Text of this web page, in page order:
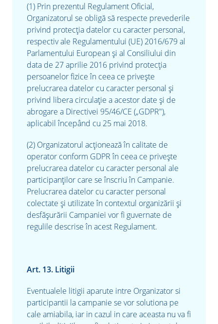
(1) Prin prezentul Regulament Oficial,
Organizatorul se obligă să respecte prevederile
privind protecţia datelor cu caracter personal,
respectiv ale Regulamentului (UE) 2016/679 al
Parlamentului European şi al Consiliului din
data de 27 aprilie 2016 privind protecţia
persoanelor fizice în ceea ce priveşte
prelucrarea datelor cu caracter personal şi
privind libera circulaţie a acestor date şi de
abrogare a Directivei 95/46/CE („GDPR"),
aplicabil începând cu 25 mai 2018.
(2) Organizatorul acţionează în calitate de
operator conform GDPR în ceea ce priveşte
prelucrarea datelor cu caracter personal ale
participanților care se înscriu în Campanie.
Prelucrarea datelor cu caracter personal
colectate şi utilizate în contextul organizării şi
desfăşurării Campaniei vor fi guvernate de
regulile descrise în acest Regulament.
Art. 13. Litigii
Eventualele litigii aparute intre Organizator si
participantii la campanie se vor solutiona pe
cale amiabila, iar in cazul in care aceasta nu va fi